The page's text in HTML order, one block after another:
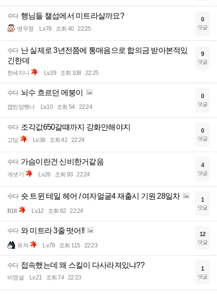
수다 행님들 챌섭에서 미트라살까요?
병무청 Lv.78 조회 40 22:25
0
댓글
수다 난 실제로 3년전쯤에 통매음으로 합의금 받아본적있
긴한데
한세지니 Lv.39 조회 108 22:25
9
댓글
수다 뇌수 흐르던 메붕이
캡틴망햇나 Lv.10 조회 54 22:24
0
댓글
수다 조각값650갈떄까지 강화안해야지
고딩 Lv.38 조회 42 22:24
0
댓글
수다 가슴이란건 신비한거같음
게샛기 Lv.26 조회 93 22:24
4
댓글
수다 숏 트윈 테일 헤어 / 여자얼굴4 재출시 기원 28일차
Ill1lll Lv.12 조회 62 22:24
1
댓글
수다 와 미트라 3줄 떳어!!
유저 Lv.79 조회 115 22:23
12
댓글
수다 접속했는데 왜 스킬이 다사라져있냐??
비영설 Lv.21 조회 74 22:23
1
댓글